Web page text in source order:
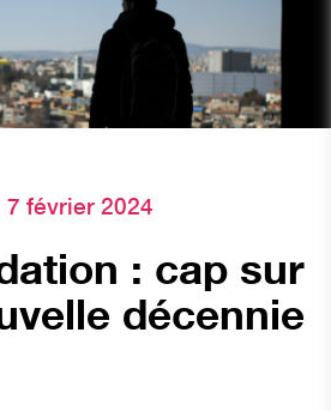
7 février 2024
: cap sur
décennie